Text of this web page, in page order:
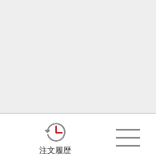
注文履歴